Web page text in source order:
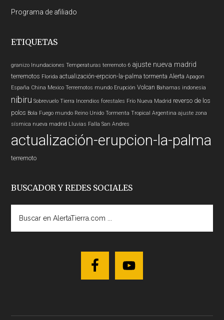
Programa de afiliado
ETIQUETAS
granizo Inundaciones Temperaturas terremoto 6 ajuste nueva madrid
terremotos Florida actualización-erpcion-la-palma tormenta Alerta Apagon
España China Mexico Terremotos mundo Erupción Volcan Bahamas indonesia
nibiru Sobrevuelo Tierra Incendios forestales Frío Nueva Madrid reverso de los
polos Bola Fuego mundo Reino Unido Tormenta Tropical Argentina ajuste zona
sísmica nueva madrid Lluvias Falla San Andres
actualización-erupcion-la-palma
terremoto
BUSCADOR Y REDES SOCIALES
AlertaTierra.com